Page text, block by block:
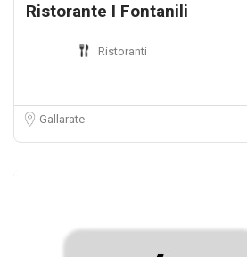
Ristorante I Fontanili
Ristoranti
Gallarate